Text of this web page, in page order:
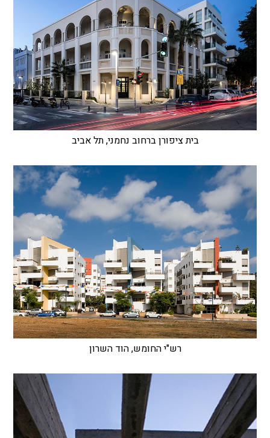
בית ציפורן ברחוב נחמני, תל אביב
רש"י החומש, הוד השרון